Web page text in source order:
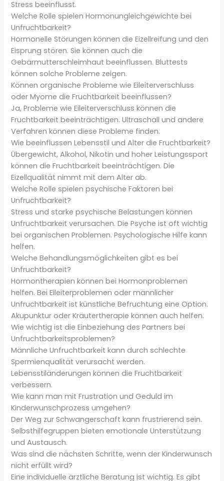
Stress beeinflusst.
Welche Rolle spielen Hormonungleichgewichte bei
Unfruchtbarkeit?
Hormonelle Störungen können die Eizellreifung und den
Eisprung stören. Sie können auch die
Gebärmutterschleimhaut beeinflussen. Bluttests
können solche Probleme zeigen.
Können organische Probleme wie Eileiterverschluss
oder Myome die Fruchtbarkeit beeinflussen?
Ja, Probleme wie Eileiterverschluss können die
Fruchtbarkeit beeinträchtigen. Ultraschall und andere
Verfahren können diese Probleme finden.
Wie beeinflussen Lebensstil und Alter die Fruchtbarkeit?
Übergewicht, Alkohol, Nikotin und hoher Leistungssport
können die Fruchtbarkeit beeinträchtigen. Die
Eizellqualität nimmt mit dem Alter ab.
Welche Rolle spielen psychische Faktoren bei
Unfruchtbarkeit?
Stress und starke psychische Belastungen können
Unfruchtbarkeit verursachen. Die Psyche ist oft wichtig
bei organischen Problemen. Psychologische Hilfe kann
helfen.
Welche Behandlungsmöglichkeiten gibt es bei
Unfruchtbarkeit?
Hormontherapien können bei Hormonproblemen
helfen. Bei Eileiterproblemen oder männlicher
Unfruchtbarkeit ist künstliche Befruchtung eine Option.
Akupunktur oder Kräutertherapie können auch helfen.
Wie wichtig ist die Einbeziehung des Partners bei
Unfruchtbarkeitsproblemen?
Männliche Unfruchtbarkeit kann durch schlechte
Spermienqualität verursacht werden.
Lebensstiländerungen können die Fruchtbarkeit
verbessern.
Wie kann man mit Frustration und Geduld im
Kinderwunschprozess umgehen?
Der Weg zur Schwangerschaft kann frustrierend sein.
Selbsthilfegruppen bieten emotionale Unterstützung
und Austausch.
Was sind die nächsten Schritte, wenn der Kinderwunsch
nicht erfüllt wird?
Eine individuelle ärztliche Beratung ist wichtig. Es gibt